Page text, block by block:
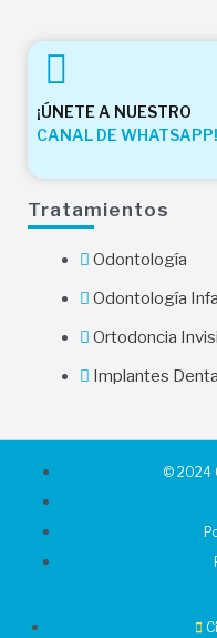
Tratamientos
Odontología
Odontología
Ortodoncia
Implantes
¡ÚNETE A NUESTRO
CANAL DE WHATSAPP!
© 2024